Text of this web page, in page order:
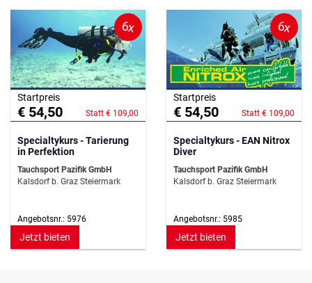
6x
Startpreis
€ 54,50 Statt € 109,00
Specialtykurs - Tarierung
in Perfektion
Tauchsport Pazifik GmbH
Kalsdorf b. Graz Steiermark
Angebotsnr.: 5976
Jetzt bieten
6x
Startpreis
€ 54,50 Statt € 109,00
Specialtykurs - EAN Nitrox
Diver
Tauchsport Pazifik GmbH
Kalsdorf b. Graz Steiermark
Angebotsnr.: 5985
Jetzt bieten